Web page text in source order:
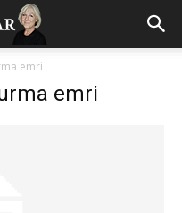
emri
emri